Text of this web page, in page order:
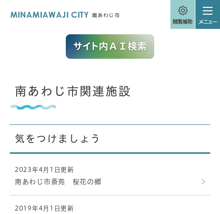
南あわじ市関連施設
気をつけましょう
2023年4月1日更新
南あわじ市斎苑 桜花の郷
2019年4月1日更新